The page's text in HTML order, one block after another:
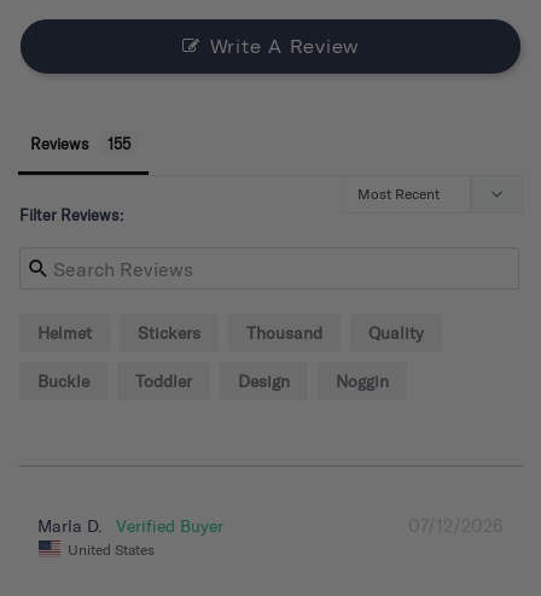
Write A Review
Reviews
Filter Reviews:
Helmet Stickers Thousand Quality
Buckle Toddler Design Noggin
07/12/2026
Marla D.
United States